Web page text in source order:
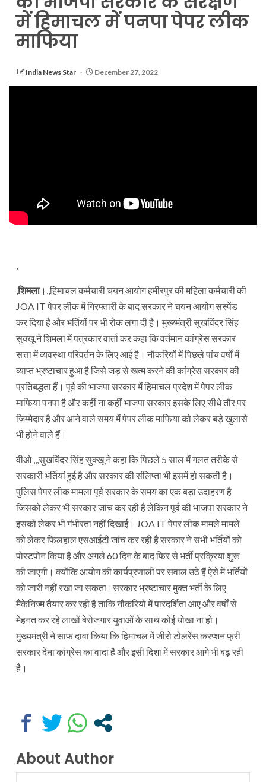
में हिमाचल में पनपा पेपर लीक
माफिया
India News Star December 27, 2022
,
,शिमला।,,हिमाचल कर्मचारी चयन आयोग हमीरपुर की महिला कर्मचारी की
JOA IT पेपर लीक में गिरफ्तारी के बाद सरकार ने चयन आयोग सस्पेंड
कर दिया है और भर्तियों पर भी रोक लगा दी है। मुख्य्मंत्री सुखविंदर सिंह
सुक्खू ने शिमला में पत्रकार वार्ता कर कहा कि वर्तमान कांग्रेस सरकार
सत्ता में व्यवस्था परिवर्तन के लिए आई है। नौकरियों में पिछले पांच वर्षों में
व्याप्त भ्रष्टाचार हुआ है जिसे जड़ से खत्म करने की कांग्रेस सरकार की
प्रतिबद्धता हैं। पूर्व की भाजपा सरकार में हिमाचल प्रदेश में पेपर लीक
माफिया पनपा है और कहीं ना कहीं भाजपा सरकार इसके लिए सीधे तौर पर
जिम्मेदार है और आने वाले समय में पेपर लीक माफिया को लेकर बड़े खुलासे
भी होने वाले हैं।
वीओ ,,,सुखविंदर सिंह सुक्खू ने कहा कि पिछले 5 साल में गलत तरीके से
सरकारी भर्तियां हुई है और सरकार की संलिप्ता भी इसमें हो सकती है।
पुलिस पेपर लीक मामला पूर्व सरकार के समय का एक बड़ा उदाहरण है
जिसको लेकर भी सरकार जांच कर रही है लेकिन पूर्व की भाजपा सरकार ने
इसको लेकर भी गंभीरता नहीं दिखाई। JOA IT पेपर लीक मामले मामले
को लेकर फिलहाल एसआईटी जांच कर रही है सरकार ने सभी भर्तियों को
पोस्टपोन किया है और अगले 60 दिन के बाद फिर से भर्ती प्रक्रिया शुरू
की जाएगी। क्योंकि आयोग की कार्यप्रणाली पर सवाल उठे हैं ऐसे में भर्तियों
को जारी नहीं रखा जा सकता।सरकार भ्रष्टाचार मुक्त भर्ती के लिए
मैकेनिज्म तैयार कर रही है ताकि नौकरियों में पारदर्शिता आए और वर्षों से
मेहनत कर रहे लाखों बेरोजगार युवाओं के साथ कोई धोखा ना हो।
मुख्यमंत्री ने साफ दावा किया कि हिमाचल में जीरो टोलरेंस करप्शन फ्री
सरकार देना कांग्रेस का वादा है और इसी दिशा में सरकार आगे भी बढ़ रही
है।
About Author